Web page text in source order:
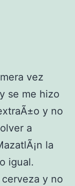
vez
se me hizo
y no
a
la
igual.
y no